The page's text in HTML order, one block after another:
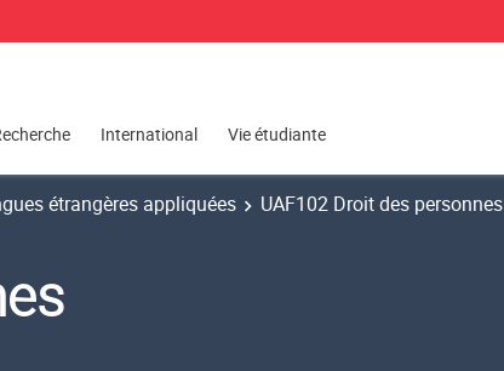
International Vie étudiante
étrangères appliquées UAF102 Droit des personnes